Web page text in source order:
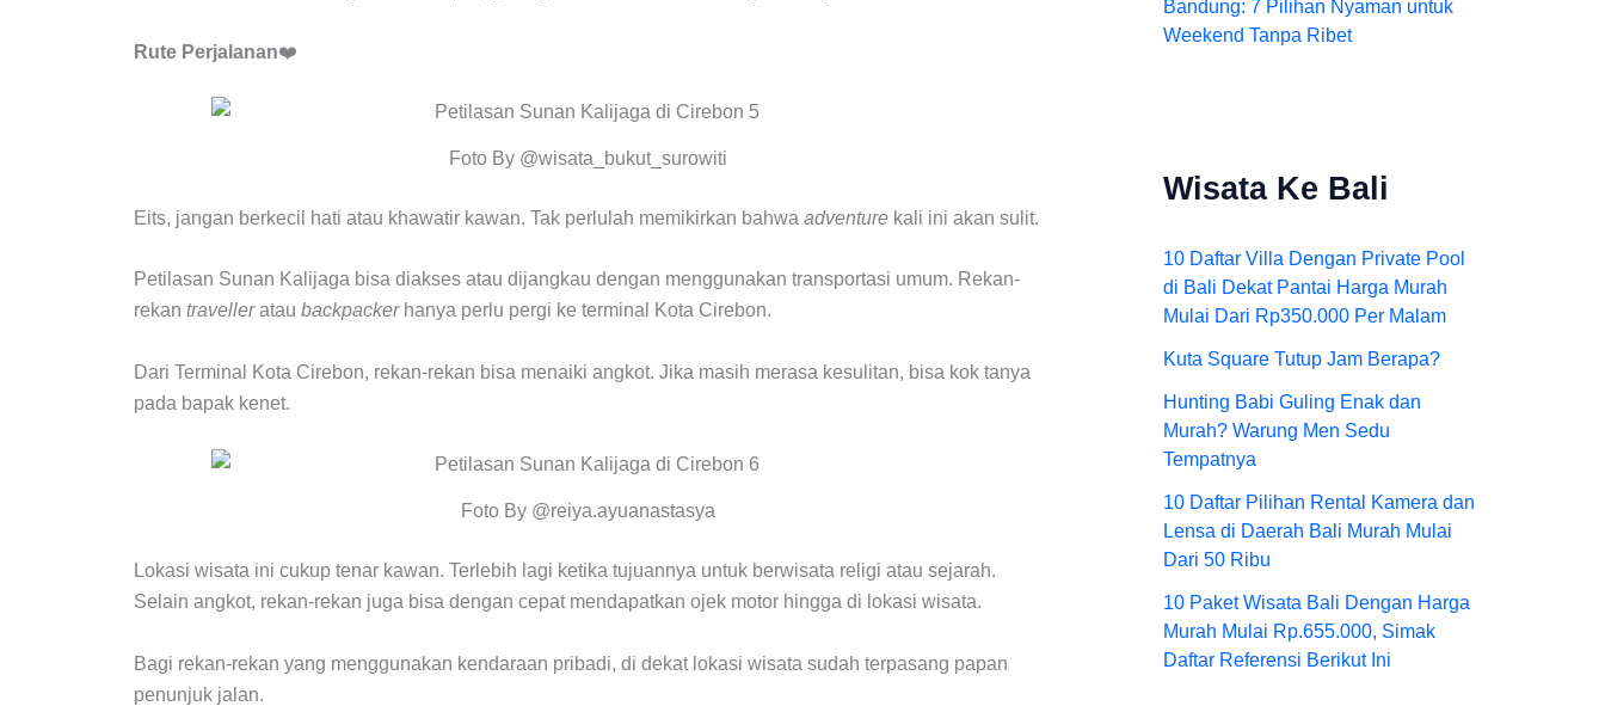
Rute Perjalanan❤️
Foto By @wisata_bukut_surowiti
Eits, jangan berkecil hati atau khawatir kawan. Tak perlulah memikirkan bahwa adventure kali ini akan sulit.
Petilasan Sunan Kalijaga bisa diakses atau dijangkau dengan menggunakan transportasi umum. Rekan-
rekan travelleratau backpackerhanya perlu pergi ke terminal Kota Cirebon.
Dari Terminal Kota Cirebon, rekan-rekan bisa menaiki angkot. Jika masih merasa kesulitan, bisa kok tanya
pada bapak kenet.
Foto By @reiya.ayuanastasya
Lokasi wisata ini cukup tenar kawan. Terlebih lagi ketika tujuannya untuk berwisata religi atau sejarah.
Selain angkot, rekan-rekan juga bisa dengan cepat mendapatkan ojek motor hingga di lokasi wisata.
Bagi rekan-rekan yang menggunakan kendaraan pribadi, di dekat lokasi wisata sudah terpasang papan
penunjuk jalan.
Bandung: 7 Pilihan Nyaman untuk
Weekend Tanpa Ribet
Wisata Ke Bali
10 Daftar Villa Dengan Private Pool
di Bali Dekat Pantai Harga Murah
Mulai Dari Rp350.000 Per Malam
Kuta Square Tutup Jam Berapa?
Hunting Babi Guling Enak dan
Murah? Warung Men Sedu
Tempatnya
10 Daftar Pilihan Rental Kamera dan
Lensa di Daerah Bali Murah Mulai
Dari 50 Ribu
10 Paket Wisata Bali Dengan Harga
Murah Mulai Rp.655.000, Simak
Daftar Referensi Berikut Ini